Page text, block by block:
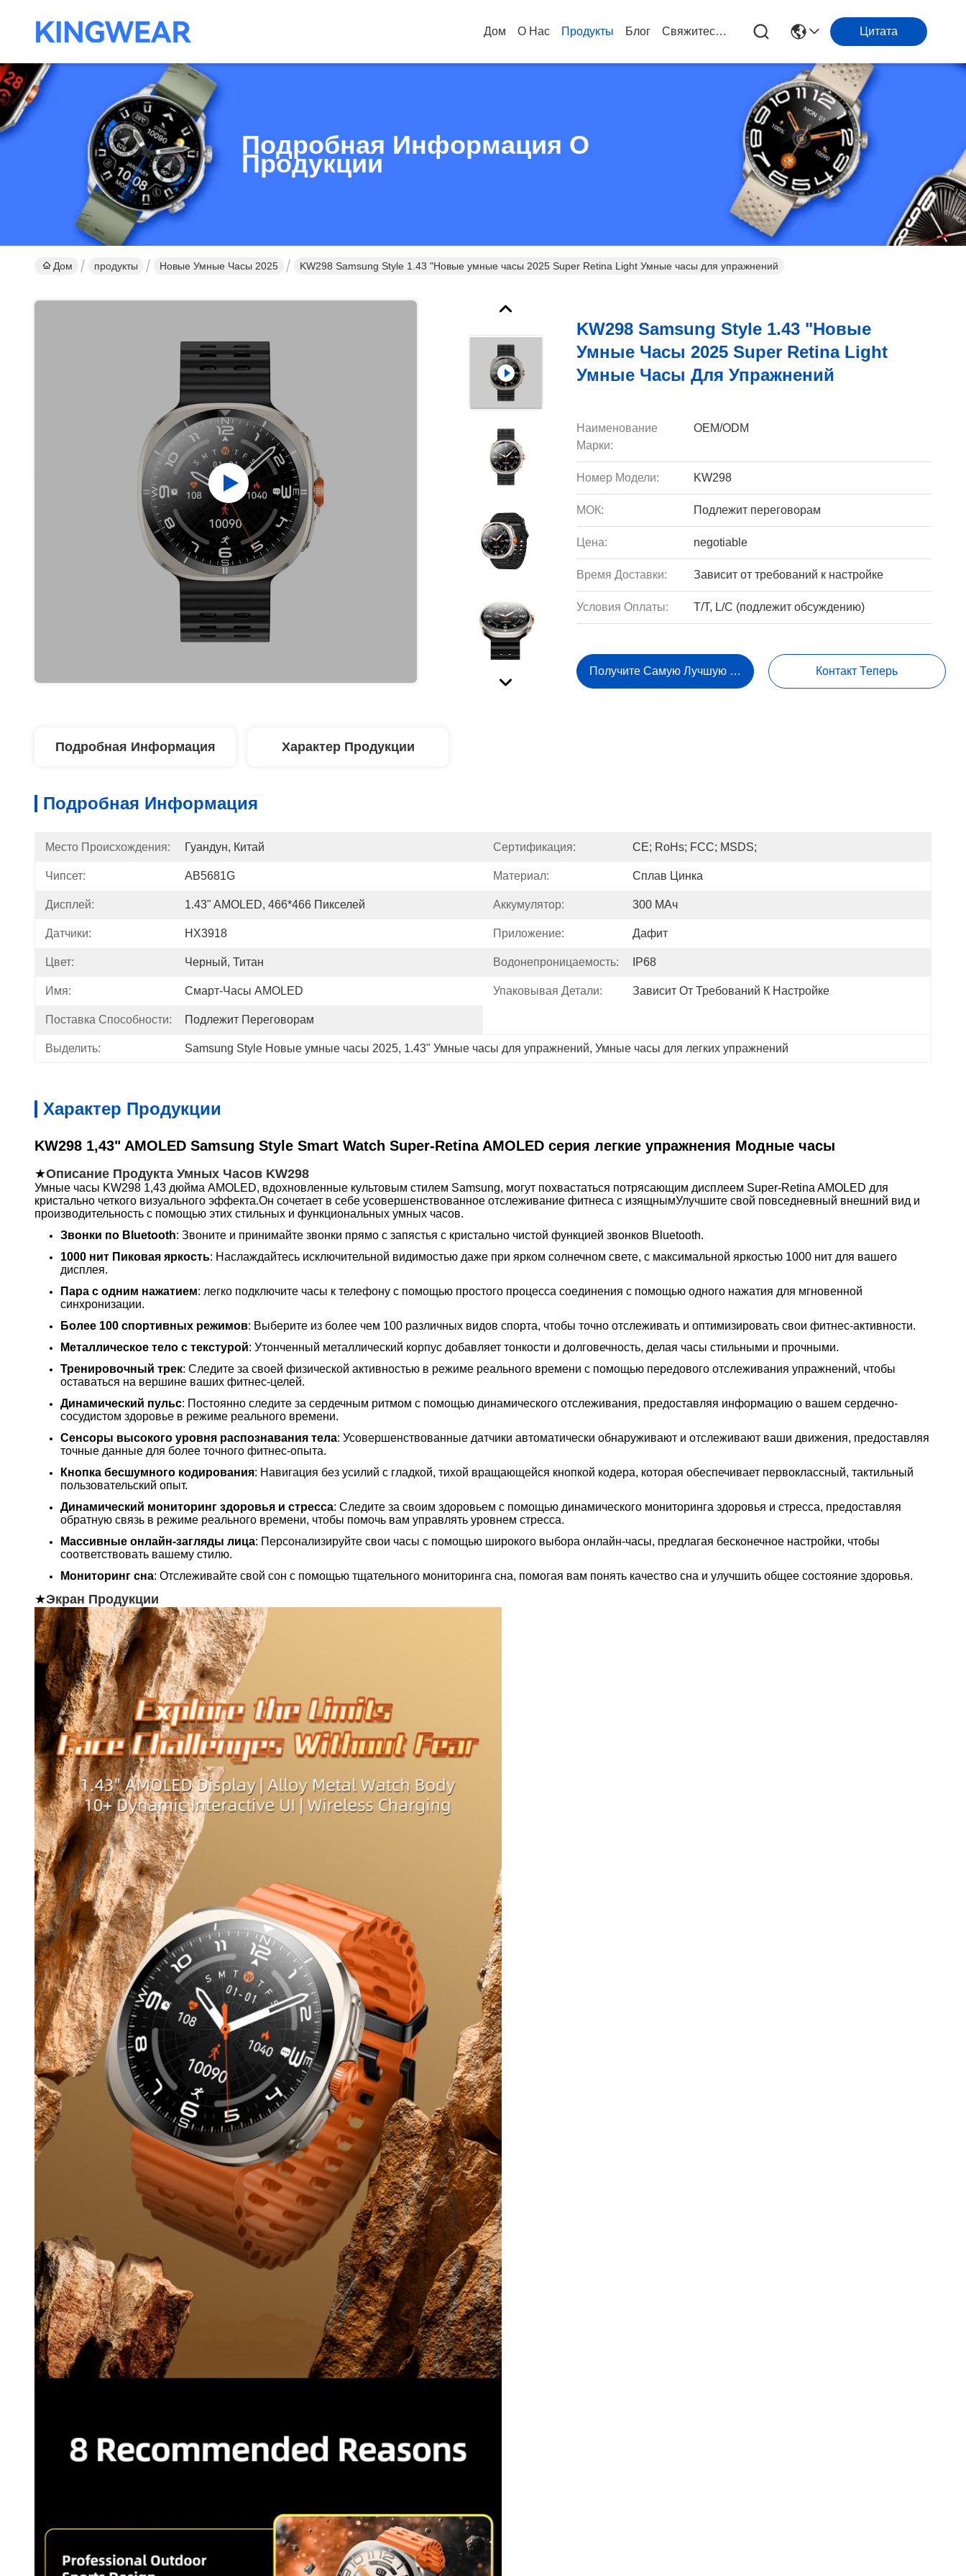
Дом О Нас Продукты Блог Свяжитесь Мы Цитата
Подробная Информация О
Продукции
Дом продукты Новые Умные Часы 2025 KW298 Samsung Style 1.43 "Новые умные часы 2025 Super Retina Light Умные часы для упражнений
KW298 Samsung Style 1.43 "Новые
Умные Часы 2025 Super Retina Light
Умные Часы Для Упражнений
Наименование
Марки:
OEM/ODM
Номер Модели: KW298
МОК: Подлежит переговорам
Цена: negotiable
Время Доставки: Зависит от требований к настройке
Условия Оплаты: T/T, L/C (подлежит обсуждению)
Получите Самую Лучшую Цену Контакт Теперь
Подробная Информация Характер Продукции
Подробная Информация
Место Происхождения: Гуандун, Китай Сертификация: CE; RoHs; FCC; MSDS;
Чипсет: AB5681G Материал: Сплав Цинка
Дисплей: 1.43" AMOLED, 466*466 Пикселей Аккумулятор: 300 МАч
Датчики: HX3918 Приложение: Дафит
Цвет: Черный, Титан Водонепроницаемость: IP68
Имя: Смарт-Часы AMOLED Упаковывая Детали: Зависит От Требований К Настройке
Поставка Способности: Подлежит Переговорам
Выделить: Samsung Style Новые умные часы 2025, 1.43" Умные часы для упражнений, Умные часы для легких упражнений
Характер Продукции
KW298 1,43" AMOLED Samsung Style Smart Watch Super-Retina AMOLED серия легкие упражнения Модные часы
★Описание Продукта Умных Часов KW298
Умные часы KW298 1,43 дюйма AMOLED, вдохновленные культовым стилем Samsung, могут похвастаться потрясающим дисплеем Super-Retina AMOLED для
кристально четкого визуального эффекта.Он сочетает в себе усовершенствованное отслеживание фитнеса с изящнымУлучшите свой повседневный внешний вид и
производительность с помощью этих стильных и функциональных умных часов.
Звонки по Bluetooth: Звоните и принимайте звонки прямо с запястья с кристально чистой функцией звонков Bluetooth.
1000 нит Пиковая яркость: Наслаждайтесь исключительной видимостью даже при ярком солнечном свете, с максимальной яркостью 1000 нит для вашего
дисплея.
Пара с одним нажатием: легко подключите часы к телефону с помощью простого процесса соединения с помощью одного нажатия для мгновенной
синхронизации.
Более 100 спортивных режимов: Выберите из более чем 100 различных видов спорта, чтобы точно отслеживать и оптимизировать свои фитнес-активности.
Металлическое тело с текстурой: Утонченный металлический корпус добавляет тонкости и долговечность, делая часы стильными и прочными.
Тренировочный трек: Следите за своей физической активностью в режиме реального времени с помощью передового отслеживания упражнений, чтобы
оставаться на вершине ваших фитнес-целей.
Динамический пульс: Постоянно следите за сердечным ритмом с помощью динамического отслеживания, предоставляя информацию о вашем сердечно-
сосудистом здоровье в режиме реального времени.
Сенсоры высокого уровня распознавания тела: Усовершенствованные датчики автоматически обнаруживают и отслеживают ваши движения, предоставляя
точные данные для более точного фитнес-опыта.
Кнопка бесшумного кодирования: Навигация без усилий с гладкой, тихой вращающейся кнопкой кодера, которая обеспечивает первоклассный, тактильный
пользовательский опыт.
Динамический мониторинг здоровья и стресса: Следите за своим здоровьем с помощью динамического мониторинга здоровья и стресса, предоставляя
обратную связь в режиме реального времени, чтобы помочь вам управлять уровнем стресса.
Массивные онлайн-загляды лица: Персонализируйте свои часы с помощью широкого выбора онлайн-часы, предлагая бесконечное настройки, чтобы
соответствовать вашему стилю.
Мониторинг сна: Отслеживайте свой сон с помощью тщательного мониторинга сна, помогая вам понять качество сна и улучшить общее состояние здоровья.
★Экран Продукции